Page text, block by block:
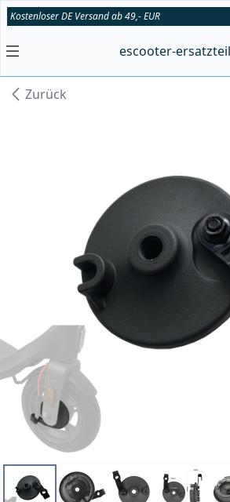
Kostenloser DE Versand ab 49,- EUR
escooter-ersatzteil
Zurück